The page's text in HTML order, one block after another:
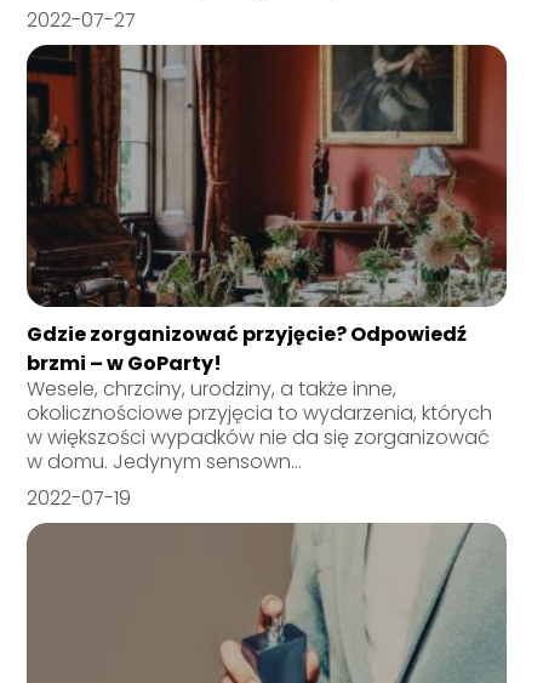
2022-07-27
Gdzie zorganizować przyjęcie? Odpowiedź
brzmi – w GoParty!
Wesele, chrzciny, urodziny, a także inne,
okolicznościowe przyjęcia to wydarzenia, których
w większości wypadków nie da się zorganizować
w domu. Jedynym sensown...
2022-07-19